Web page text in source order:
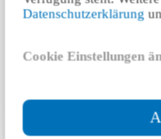
Datenschutzerklärung
Cookie Einstellungen